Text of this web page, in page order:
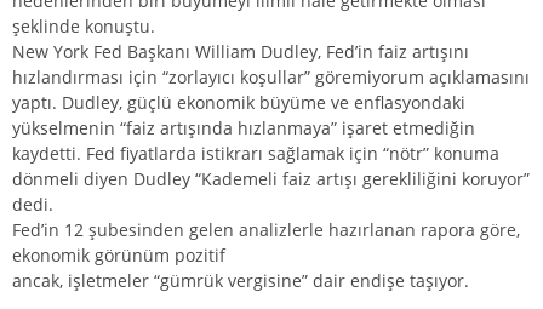
şeklinde konuştu.
New York Fed Başkanı William Dudley, Fed’in faiz artışını
hızlandırması için “zorlayıcı koşullar” göremiyorum açıklamasını
yaptı. Dudley, güçlü ekonomik büyüme ve enflasyondaki
yükselmenin “faiz artışında hızlanmaya” işaret etmediğin
kaydetti. Fed fiyatlarda istikrarı sağlamak için “nötr” konuma
dönmeli diyen Dudley “Kademeli faiz artışı gerekliliğini koruyor”
dedi.
Fed’in 12 şubesinden gelen analizlerle hazırlanan rapora göre,
ekonomik görünüm pozitif
ancak, işletmeler “gümrük vergisine” dair endişe taşıyor.